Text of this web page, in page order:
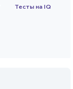
Тесты на IQ